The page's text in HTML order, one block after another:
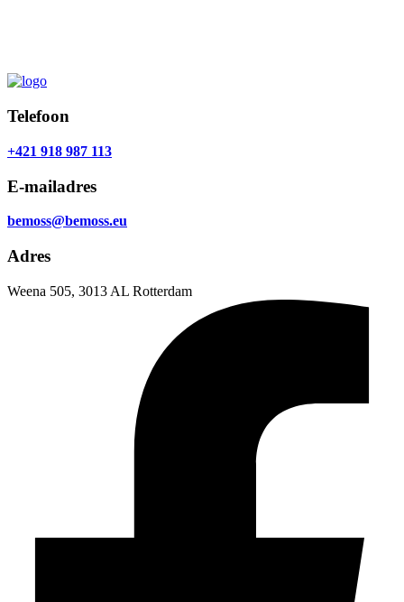
Telefoon
+421 918 987 113
E-mailadres
bemoss@bemoss.eu
Adres
Weena 505, 3013 AL Rotterdam